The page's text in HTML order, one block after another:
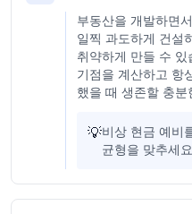
부동산을 개발하면
일찍 과도하게 건설
취약하게 만들 수
기점을 계산하고 항
했을 때 생존할 충
💡비상 현금 예
균형을 맞추세요